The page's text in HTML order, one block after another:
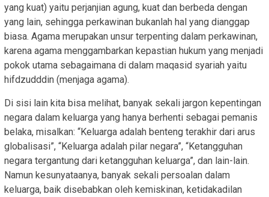
yang kuat) yaitu perjanjian agung, kuat dan berbeda dengan
yang lain, sehingga perkawinan bukanlah hal yang dianggap
biasa. Agama merupakan unsur terpenting dalam perkawinan,
karena agama menggambarkan kepastian hukum yang menjadi
pokok utama sebagaimana di dalam maqasid syariah yaitu
hifdzudddin (menjaga agama).
Di sisi lain kita bisa melihat, banyak sekali jargon kepentingan
negara dalam keluarga yang hanya berhenti sebagai pemanis
belaka, misalkan: “Keluarga adalah benteng terakhir dari arus
globalisasi”, “Keluarga adalah pilar negara”, “Ketangguhan
negara tergantung dari ketangguhan keluarga”, dan lain-lain.
Namun kesunyataanya, banyak sekali persoalan dalam
keluarga, baik disebabkan oleh kemiskinan, ketidakadilan